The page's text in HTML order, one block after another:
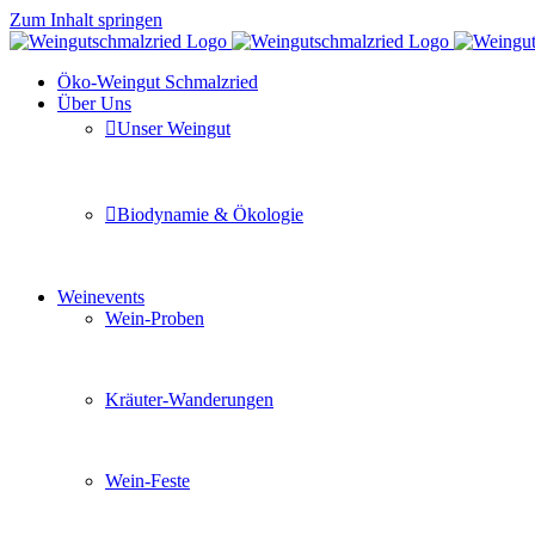
Zum Inhalt springen
Öko-Weingut Schmalzried
Über Uns
Unser Weingut
Biodynamie & Ökologie
Weinevents
Wein-Proben
Kräuter-Wanderungen
Wein-Feste